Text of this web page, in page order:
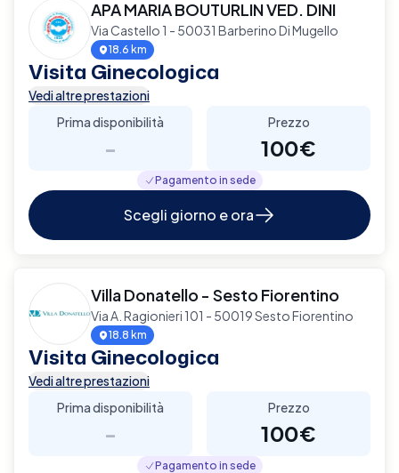
APA MARIA BOUTURLIN VED. DINI
Via Castello 1 - 50031 Barberino Di Mugello
18.6 km
Visita Ginecologica
Vedi altre prestazioni
Prima disponibilità
-
Prezzo
100€
Pagamento in sede
Scegli giorno e ora
Villa Donatello - Sesto Fiorentino
Via A. Ragionieri 101 - 50019 Sesto Fiorentino
18.8 km
Visita Ginecologica
Vedi altre prestazioni
Prima disponibilità
-
Prezzo
100€
Pagamento in sede